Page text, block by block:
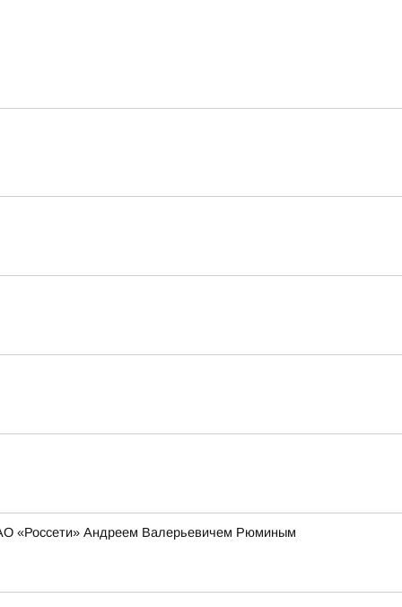
«Россети» Андреем Валерьевичем Рюминым